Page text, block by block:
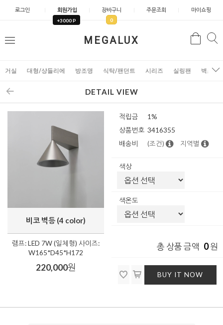
로그인 회원가입
+3000 P
장바구니
0
주문조회 마이쇼핑
MEGALUX
메
검
거실 대형/샹들리에 방조명 식탁/팬던트 시리즈 실링팬 벽조명
DETAIL VIEW
비코 벽등 (4 color)
램프: LED 7W (일체형) 사이즈:
W165*D45*H172
220,000원
적립금
1%
상품번호 3416355
배송비
(조건) 지역별
색상
색온도
총 상품 금액 0원
BUY IT NOW